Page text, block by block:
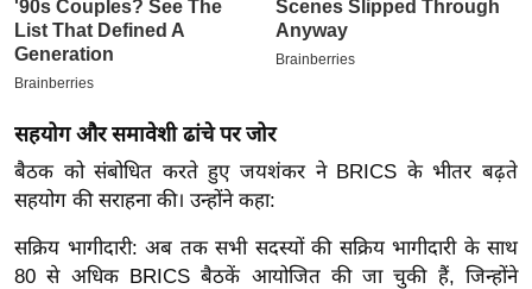
P
L
2
2
6
क्रा
इ
म
सहयोग और समावेशी ढांचे पर जोर
बैठक को संबोधित करते हुए जयशंकर ने BRICS के भीतर बढ़ते
सहयोग की सराहना की। उन्होंने कहा:
सक्रिय भागीदारी: अब तक सभी सदस्यों की सक्रिय भागीदारी के साथ
80 से अधिक BRICS बैठकें आयोजित की जा चुकी हैं, जिन्होंने